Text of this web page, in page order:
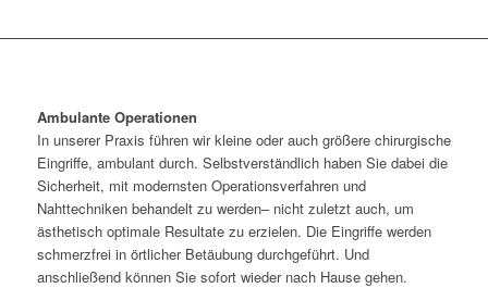
Ambulante Operationen
In unserer Praxis führen wir kleine oder auch größere chirurgische
Eingriffe, ambulant durch. Selbstverständlich haben Sie dabei die
Sicherheit, mit modernsten Operationsverfahren und
Nahttechniken behandelt zu werden– nicht zuletzt auch, um
ästhetisch optimale Resultate zu erzielen. Die Eingriffe werden
schmerzfrei in örtlicher Betäubung durchgeführt. Und
anschließend können Sie sofort wieder nach Hause gehen.